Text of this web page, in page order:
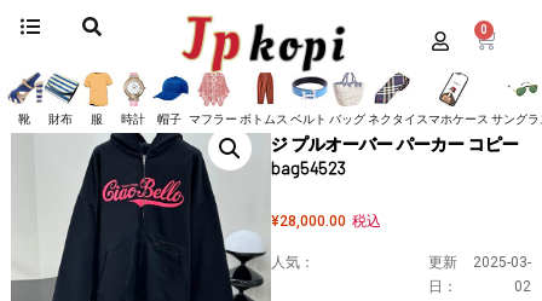
0
靴 財布 服 時計 帽子 マフラー ボトムス ベルト バッグネクタイ スマホケース サング
ホーム /バレンシアガ /パーカー/ 高品質バレンシアガ フィットラージ プ
ルオーバー パーカー コピー bag54523
高品質バレンシアガ フィットラー
ジ プルオーバー パーカー コピー
bag54523
¥28,000.00 税込
人気：
更新
日：
2025-03-
02